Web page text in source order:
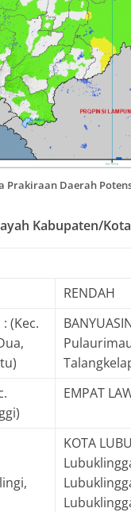
Prakiraan Daerah
Kabupaten/
RENDAH
(Kec.
EMPAT
KOTA